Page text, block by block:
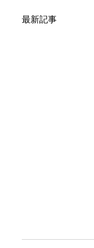
最新記事